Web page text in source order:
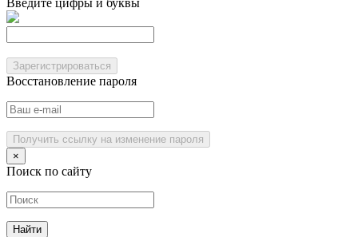
Введите цифры и буквы
Зарегистрироваться
Восстановление пароля
Получить ссылку на изменение пароля
×
Поиск по сайту